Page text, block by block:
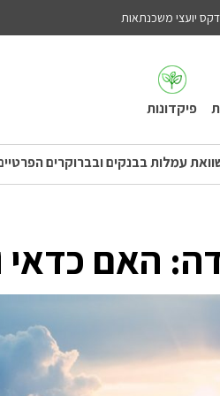
יועצי משכנתאות
פיקדונות
עמלות בבנקים ובברוקרים
האם כדאי